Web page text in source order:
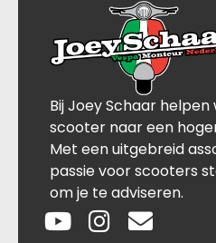
Bij Joey Schaar helpen
scooter naar een
Met een uitgebreid
passie voor scooters
om je te adviseren.